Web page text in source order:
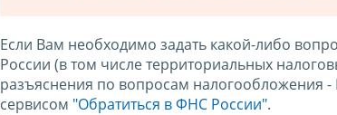
Если Вам необходимо задать какой-либо
России (в том числе территориальных
разъяснения по вопросам налогообложения -
сервисом "Обратиться в ФНС России".